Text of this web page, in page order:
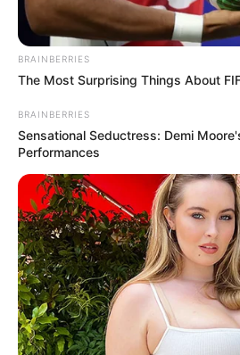
BRAINBERRIES
The Most Surprising Things About
BRAINBERRIES
Sensational Seductress: Demi
Performances